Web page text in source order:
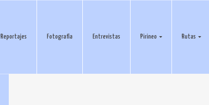
Reportajes Fotografía Entrevistas Pirineo Rutas